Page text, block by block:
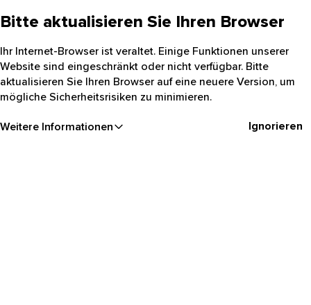
Bitte aktualisieren Sie Ihren Browser
Ihr Internet-Browser ist veraltet. Einige Funktionen unserer
Website sind eingeschränkt oder nicht verfügbar. Bitte
aktualisieren Sie Ihren Browser auf eine neuere Version, um
mögliche Sicherheitsrisiken zu minimieren.
Weitere Informationen Ignorieren